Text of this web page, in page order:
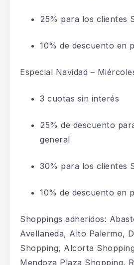
25% para los clientes
10% de descuento en
Especial Navidad –
3 cuotas sin interés
25% de descuento
general
30% para los clientes
10% de descuento en
Shoppings adheridos:
Avellaneda, Alto Palermo,
Shopping, Alcorta
Mendoza Plaza Shopping,